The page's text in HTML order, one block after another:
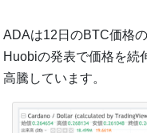
ADAは12日のBTC価格
Huobiの発表で価格を続
高騰しています。